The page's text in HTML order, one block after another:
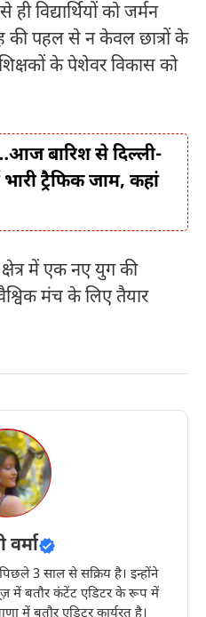
विद्यार्थियों को जर्मन
की पहल से न केवल छात्रों के
के पेशेवर विकास को
बारिश से दिल्ली-
ट्रैफिक जाम, कहां
में एक नए युग की
मंच के लिए तैयार
पिछले 3 साल से सक्रिय है। इन्होंने
में बतौर कंटेंट एडिटर के रूप में